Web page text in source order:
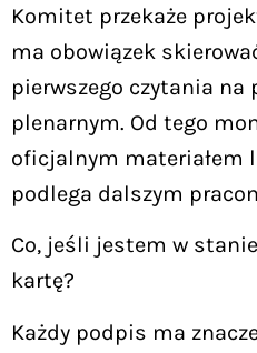
Komitet przekaże
ma obowiązek
pierwszego czytania na
plenarnym. Od tego
oficjalnym materiałem
podlega dalszym
Co, jeśli jestem w
kartę?
Każdy podpis ma